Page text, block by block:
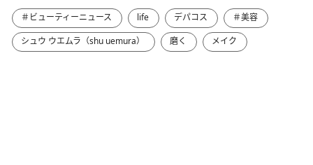
＃ビューティーニュース life デパコス
＃美容
シュウ ウエムラ（shu uemura）
磨く メイク